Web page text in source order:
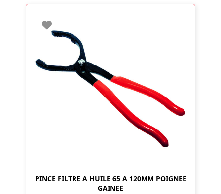
PINCE FILTRE A HUILE 65 A 120MM POIGNEE
GAINEE